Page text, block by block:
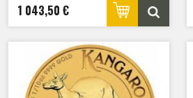
1 043,50 €